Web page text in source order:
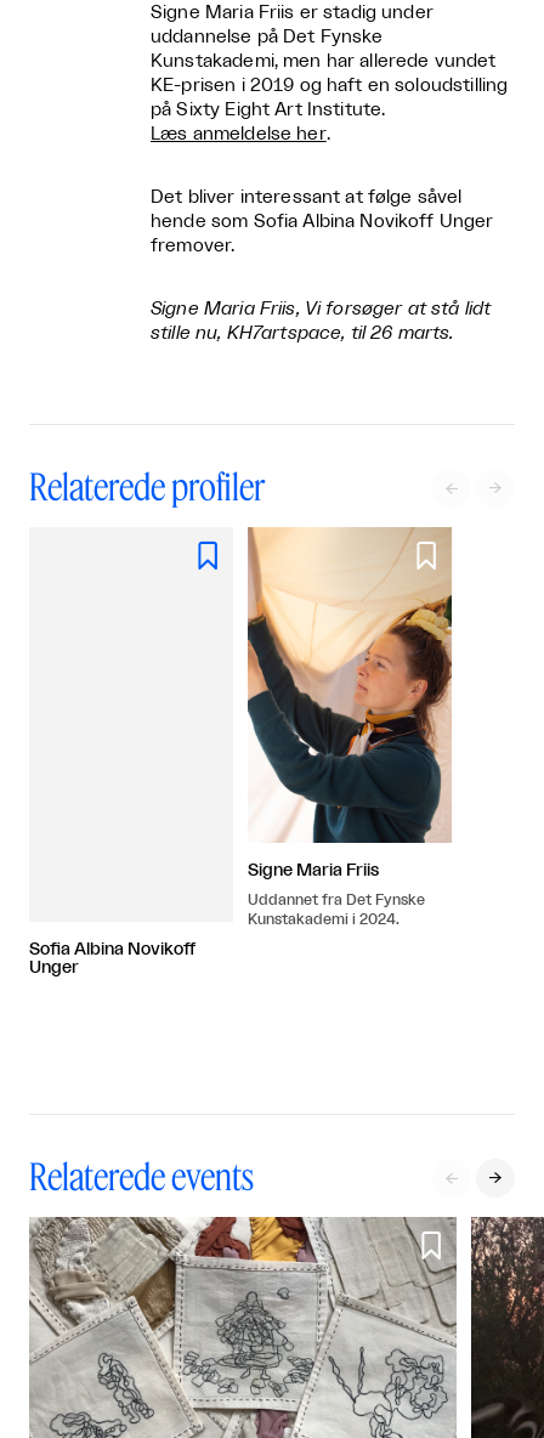
Signe Maria Friis er stadig under
uddannelse på Det Fynske
Kunstakademi, men har allerede vundet
KE-prisen i 2019 og haft en soloudstilling
på Sixty Eight Art Institute.
Læs anmeldelse her.
Det bliver interessant at følge såvel
hende som Sofia Albina Novikoff Unger
fremover.
Signe Maria Friis, Vi forsøger at stå lidt
stille nu, KH7artspace, til 26 marts.
Relaterede profiler  

Sofia Albina Novikoff
Unger

Signe Maria Friis
Uddannet fra Det Fynske
Kunstakademi i 2024.
Relaterede events  
